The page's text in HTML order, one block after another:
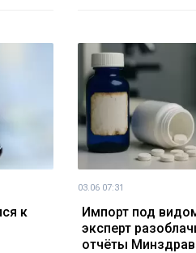
к
03.06 07:31
Импорт под
эксперт
отчёты